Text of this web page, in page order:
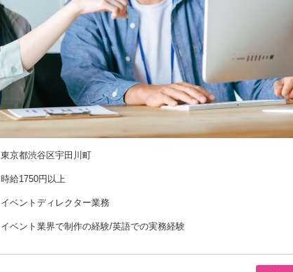
東京都渋谷区宇田川町
時給1750円以上
イベントディレクター業務
イベント業界で制作の経験/英語での実務経験